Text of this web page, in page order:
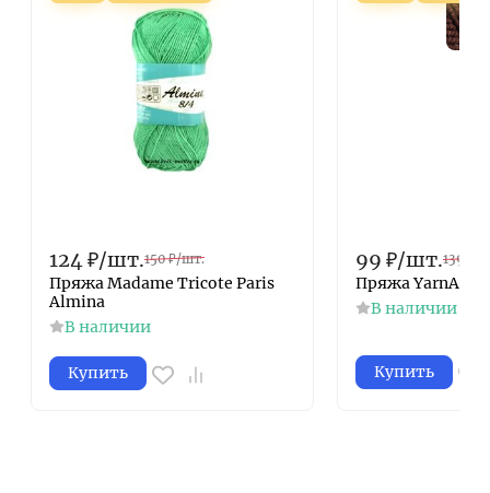
124₽/шт.150 ₽/шт.
Пряжа Madame Tricote Paris
Almina
В наличии
Купить
99 ₽/шт.139
Пряжа YarnArt
В наличии
Купить